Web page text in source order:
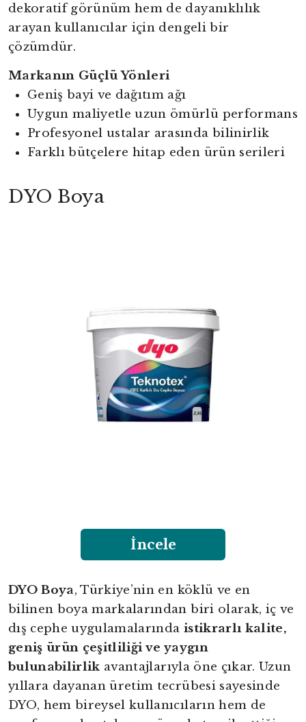
dekoratif görünüm hem de dayanıklılık
arayan kullanıcılar için dengeli bir
çözümdür.
Markanın Güçlü Yönleri
Geniş bayi ve dağıtım ağı
Uygun maliyetle uzun ömürlü performans
Profesyonel ustalar arasında bilinirlik
Farklı bütçelere hitap eden ürün serileri
DYO Boya
İncele
DYO Boya, Türkiye’nin en köklü ve en
bilinen boya markalarından biri olarak, iç ve
dış cephe uygulamalarında istikrarlı kalite,
geniş ürün çeşitliliği ve yaygın
bulunabilirlik avantajlarıyla öne çıkar. Uzun
yıllara dayanan üretim tecrübesi sayesinde
DYO, hem bireysel kullanıcıların hem de